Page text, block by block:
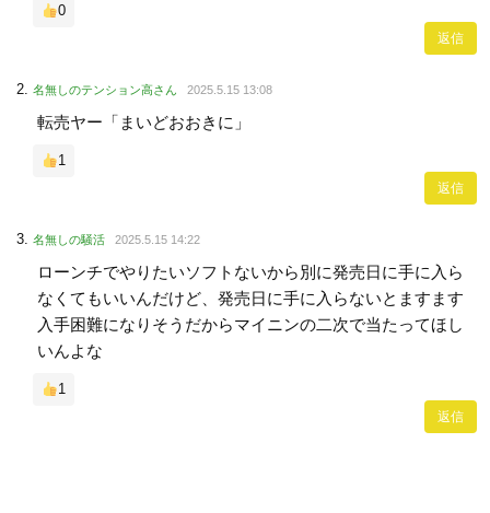
0
返信
名無しのテンション高さん 2025.5.15 13:08
転売ヤー「まいどおおきに」
1
返信
名無しの騒活 2025.5.15 14:22
ローンチでやりたいソフトないから別に発売日に手に入ら
なくてもいいんだけど、発売日に手に入らないとますます
入手困難になりそうだからマイニンの二次で当たってほし
いんよな
1
返信